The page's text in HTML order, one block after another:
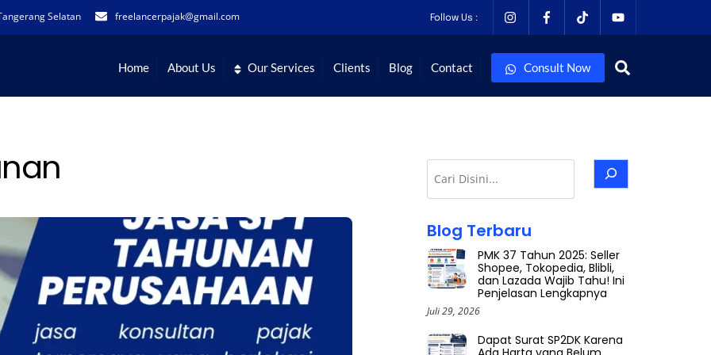
Selatan freelancerpajak@gmail.com Follow Us :
Home About Us Our Services Clients Blog Contact Consult Now
Cari
Blog Terbaru
PMK 37 Tahun 2025: Seller
Shopee, Tokopedia, Blibli,
dan Lazada Wajib Tahu! Ini
Penjelasan Lengkapnya
Juli 29, 2026
Dapat Surat SP2DK Karena